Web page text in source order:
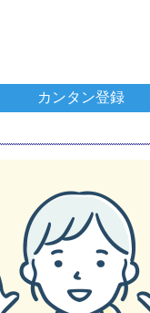
カンタン登録